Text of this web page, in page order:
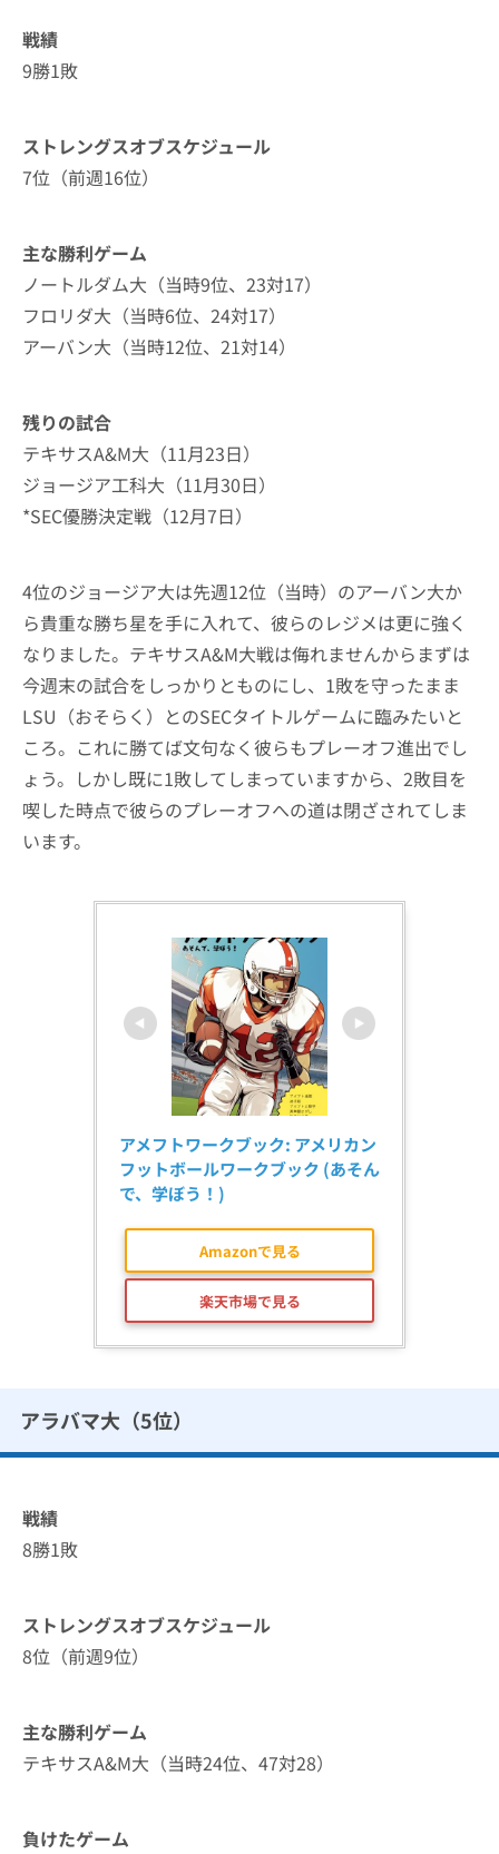
戦績
9勝1敗
ストレングスオブスケジュール
7位（前週16位）
主な勝利ゲーム
ノートルダム大（当時9位、23対17）
フロリダ大（当時6位、24対17）
アーバン大（当時12位、21対14）
残りの試合
テキサスA&M大（11月23日）
ジョージア工科大（11月30日）
*SEC優勝決定戦（12月7日）
4位のジョージア大は先週12位（当時）のアーバン大か
ら貴重な勝ち星を手に入れて、彼らのレジメは更に強く
なりました。テキサスA&M大戦は侮れませんからまずは
今週末の試合をしっかりとものにし、1敗を守ったまま
LSU（おそらく）とのSECタイトルゲームに臨みたいと
ころ。これに勝てば文句なく彼らもプレーオフ進出でし
ょう。しかし既に1敗してしまっていますから、2敗目を
喫した時点で彼らのプレーオフへの道は閉ざされてしま
います。
アメフトワークブック: アメリカン
フットボールワークブック (あそん
で、学ぼう！)
Amazonで見る
楽天市場で見る
アラバマ大（5位）
戦績
8勝1敗
ストレングスオブスケジュール
8位（前週9位）
主な勝利ゲーム
テキサスA&M大（当時24位、47対28）
負けたゲーム